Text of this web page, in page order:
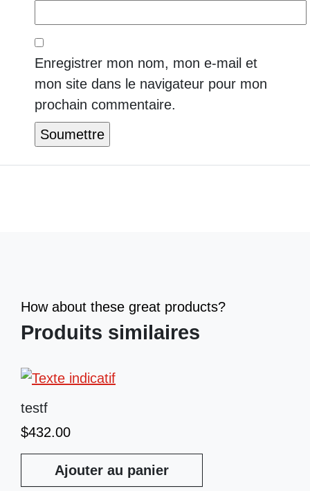
Enregistrer mon nom, mon e-mail et
mon site dans le navigateur pour mon
prochain commentaire.
How about these great products?
Produits similaires
testf
$432.00
Ajouter au panier